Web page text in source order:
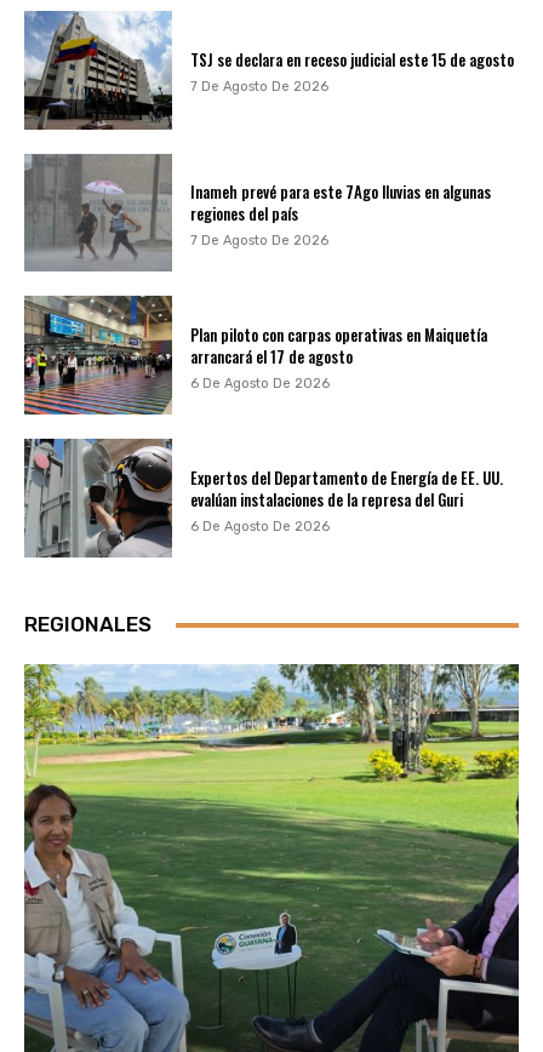
TSJ se declara en receso judicial este 15 de agosto
7 De Agosto De 2026
Inameh prevé para este 7Ago lluvias en algunas
regiones del país
7 De Agosto De 2026
Plan piloto con carpas operativas en Maiquetía
arrancará el 17 de agosto
6 De Agosto De 2026
Expertos del Departamento de Energía de EE. UU.
evalúan instalaciones de la represa del Guri
6 De Agosto De 2026
REGIONALES